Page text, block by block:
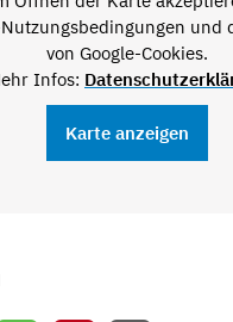
und
von Google-Cookies.
Infos:
Karte anzeigen